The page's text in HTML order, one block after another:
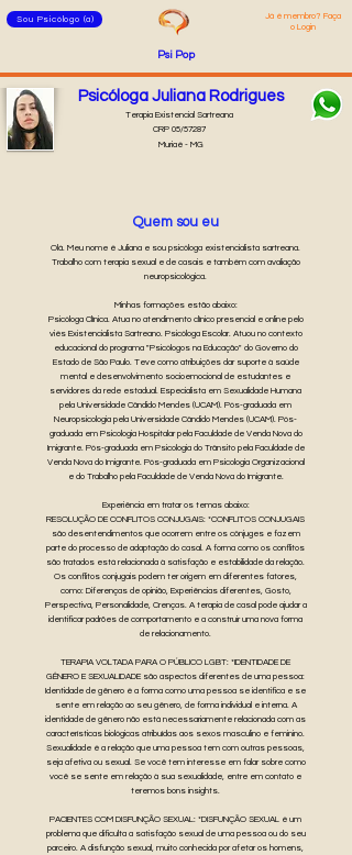
Psi Pop
Sou Psicólogo (a)
Já é membro? Faça
o Login
Psicóloga Juliana Rodrigues
CRP 05/57287
Muriaé - MG
Terapia Existencial Sartreana
Quem sou eu
Olá. Meu nome é Juliana e sou psicóloga existencialista sartreana.
Trabalho com terapia sexual e de casais e também com avaliação
neuropsicológica.
Minhas formações estão abaixo:
Psicóloga Clínica. Atua no atendimento clínico presencial e online pelo
viés Existencialista Sartreano. Psicóloga Escolar. Atuou no contexto
educacional do programa "Psicólogos na Educação" do Governo do
Estado de São Paulo. Teve como atribuições dar suporte à saúde
mental e desenvolvimento socioemocional de estudantes e
servidores da rede estadual. Especialista em Sexualidade Humana
pela Universidade Cândido Mendes (UCAM). Pós-graduada em
Neuropsicologia pela Universidade Cândido Mendes (UCAM). Pós-
graduada em Psicologia Hospitalar pela Faculdade de Venda Nova do
Imigrante. Pós-graduada em Psicologia do Trânsito pela Faculdade de
Venda Nova do Imigrante. Pós-graduada em Psicologia Organizacional
e do Trabalho pela Faculdade de Venda Nova do Imigrante.
Experiência em tratar os temas abaixo:
RESOLUÇÃO DE CONFLITOS CONJUGAIS: *CONFLITOS CONJUGAIS
são desentendimentos que ocorrem entre os cônjuges e fazem
parte do processo de adaptação do casal. A forma como os conflitos
são tratados está relacionada à satisfação e estabilidade da relação.
Os conflitos conjugais podem ter origem em diferentes fatores,
como: Diferenças de opinião, Experiências diferentes, Gosto,
Perspectiva, Personalidade, Crenças. A terapia de casal pode ajudar a
identificar padrões de comportamento e a construir uma nova forma
de relacionamento.
TERAPIA VOLTADA PARA O PÚBLICO LGBT: *IDENTIDADE DE
GÊNERO E SEXUALIDADE são aspectos diferentes de uma pessoa:
Identidade de gênero é a forma como uma pessoa se identifica e se
sente em relação ao seu gênero, de forma individual e interna. A
identidade de gênero não está necessariamente relacionada com as
características biológicas atribuídas aos sexos masculino e feminino.
Sexualidade é a relação que uma pessoa tem com outras pessoas,
seja afetiva ou sexual. Se você tem interesse em falar sobre como
você se sente em relação à sua sexualidade, entre em contato e
teremos bons insights.
PACIENTES COM DISFUNÇÃO SEXUAL: *DISFUNÇÃO SEXUAL é um
problema que dificulta a satisfação sexual de uma pessoa ou do seu
parceiro. A disfunção sexual, muito conhecida por afetar os homens,